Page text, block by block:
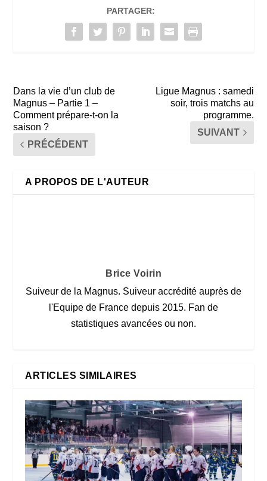
PARTAGER:
Dans la vie d’un club de
Magnus – Partie 1 –
Comment prépare-t-on la
saison ?
PRÉCÉDENT
Ligue Magnus : samedi
soir, trois matchs au
programme.
SUIVANT
A PROPOS DE L'AUTEUR
Brice Voirin
Suiveur de la Magnus. Suiveur accrédité auprès de
l'Equipe de France depuis 2015. Fan de
statistiques avancées ou non.
ARTICLES SIMILAIRES